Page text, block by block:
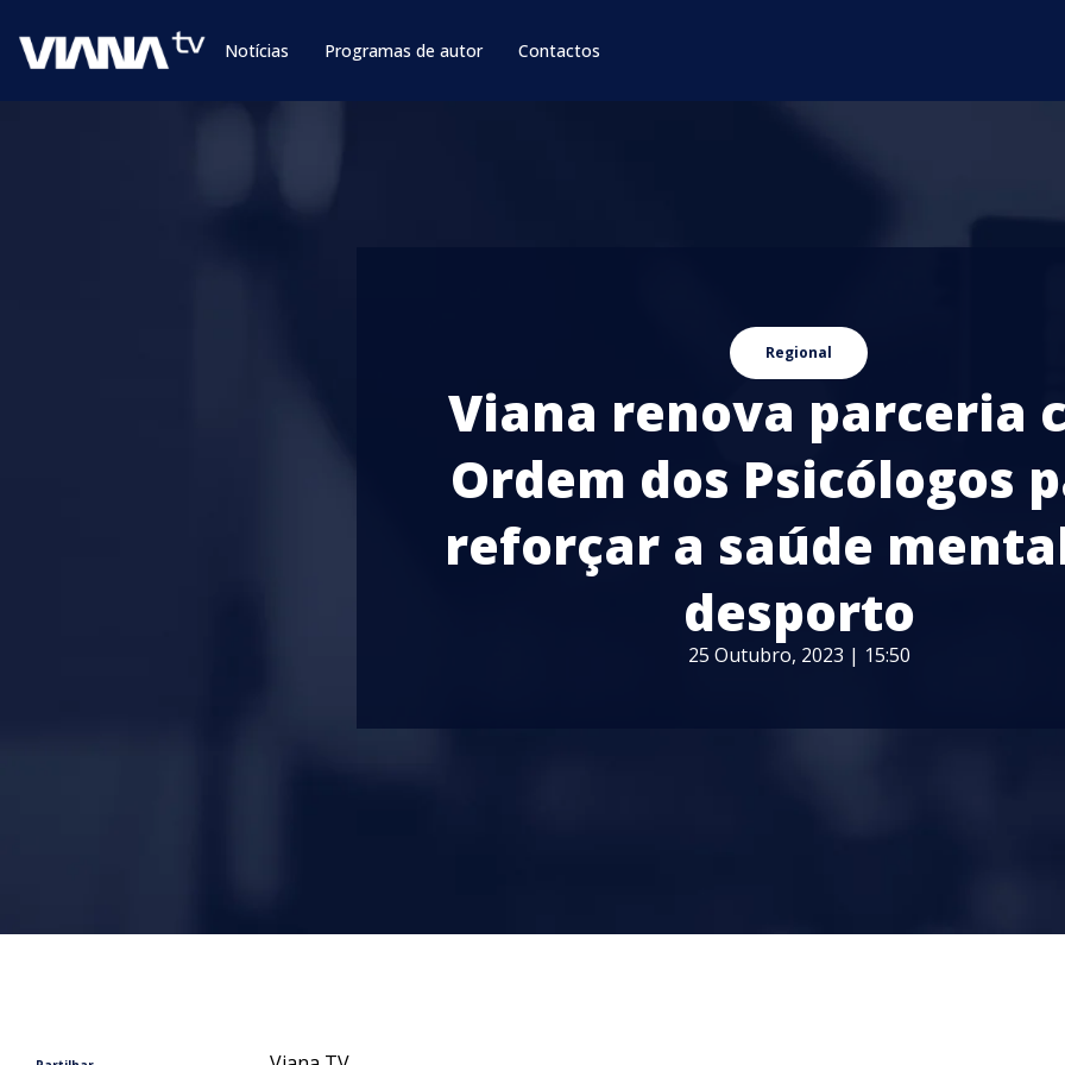
Notícias Programas de autor Contactos
Regional
Viana renova parceria
Ordem dos Psicólogos
reforçar a saúde
desporto
25 Outubro, 2023 | 15:50